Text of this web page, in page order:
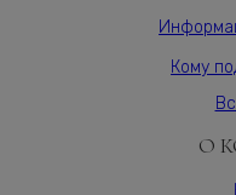
Кому
О